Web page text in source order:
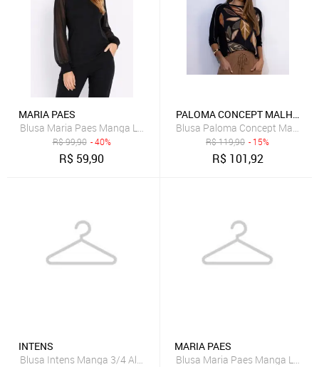
MARIA PAES
Blusa Maria Paes Manga Longa Tule Preto
R$99,90 - 40%
R$ 59,90
PALOMA CONCEPT MALHAS
Blusa Paloma Concept Manga
R$119,90 - 15%
R$ 101,92
INTENS
Blusa Intens Manga 3/4 Algodão Bordado
MARIA PAES
Blusa Maria Paes Manga